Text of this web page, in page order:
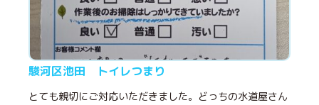
駿河区池田 トイレつまり
とても親切にご対応いただきました。どっちの水道屋さん